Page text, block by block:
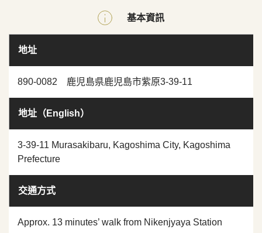
基本資訊
地址
890-0082 鹿児島県鹿児島市紫原3-39-11
地址（English）
3-39-11 Murasakibaru, Kagoshima City, Kagoshima
Prefecture
交通方式
Approx. 13 minutes’ walk from Nikenjyaya Station